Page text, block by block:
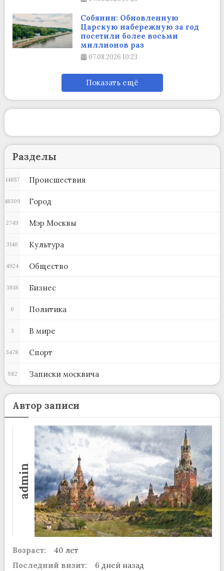
Собянин: Обновленную
Царскую набережную за год
посетили более восьми
миллионов раз
07.08.2026 10:23
Показать ещё
Разделы
Происшествия
14857
Город
48309
Мэр Москвы
2749
Культура
3140
Общество
4924
Бизнес
3818
Политика
0
В мире
3
Спорт
3478
Записки москвича
982
Автор записи
admin
Возраст:
40 лет
Последний визит:
6 дней назад